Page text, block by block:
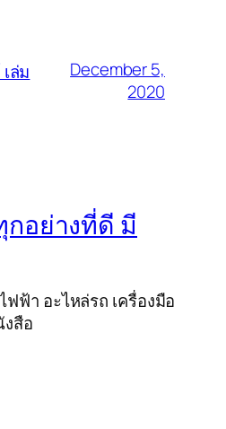
ล่ม
December 5,
2020
กอย่างที่ดี มี
ฟฟ้า อะไหล่รถ เครื่องมือ
สือ